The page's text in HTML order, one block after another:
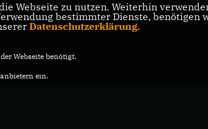
Webseite zu nutzen. Weiterhin
bestimmter Dienste,
Datenschutzerklärung.
Webseite benötigt.
ein.